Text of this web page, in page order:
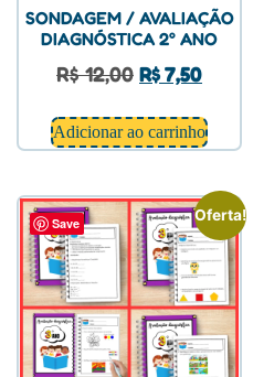
SONDAGEM / AVALIAÇÃO
DIAGNÓSTICA 2° ANO
R$12,00 R$7,50
Adicionar ao carrinho
Save Oferta!